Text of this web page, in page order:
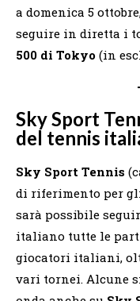
a domenica 5
seguire in diretta i
500 di Tokyo (in
Sky Sport
del tennis
Sky Sport Tennis
di riferimento per
sarà possibile
italiano tutte le
giocatori italiani,
vari tornei. Alcune